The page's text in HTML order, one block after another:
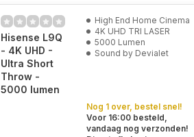
Hisense L9Q
- 4K UHD -
Ultra Short
Throw -
5000 lumen
High End Home Cinema
4K UHD TRI LASER
5000 Lumen
Sound by Devialet
Nog 1 over, bestel snel!
Voor 16:00 besteld,
vandaag nog verzonden!